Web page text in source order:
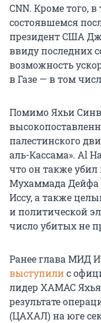
CNN. Кроме того,
состоявшемся
президент США
ввиду последних
возможность
в Газе — в том
Помимо Яхьи
палестинского
аль-Кассама». Al
что он также убил
Мухаммада Дейфа
Иссу, а также
и политической
число убитых не
Ранее глава МИД
выступилис
лидер ХАМАС Яхья
результате
(ЦАХАЛ) на юге